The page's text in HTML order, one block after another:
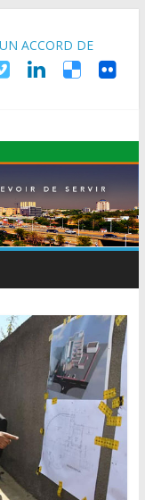
ACCORD DE
POUR
DE L’OUEST
reçu en audience
du Kawar.
vital aux économies
(Communiqué)
à Maradi les
Burkina Faso et du
de l’État, S.E le
Nationale de